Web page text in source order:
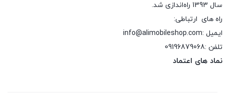
سال 1393 راه‌اندازی شد.
راه های ارتباطی:
ایمیل :info@alimobileshop.com
تلفن :09196879068
نماد های اعتماد